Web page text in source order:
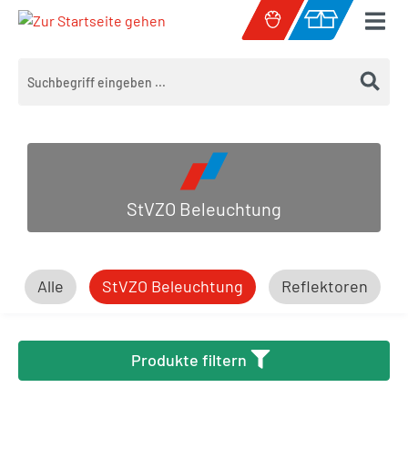
Zum Hauptinhalt springen
Warenkorb
StVZO Beleuchtung
Alle StVZO Beleuchtung Reflektoren
Produkte filtern